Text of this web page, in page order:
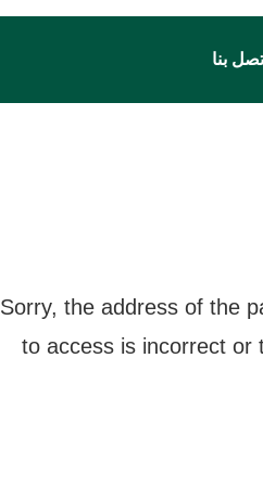
بنا
Sorry, the address of the
to access is incorrect or